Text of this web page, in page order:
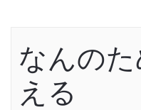
なんの
える